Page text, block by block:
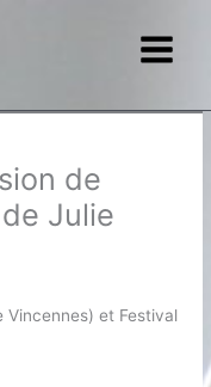
de
Julie
Vincennes) et Festival